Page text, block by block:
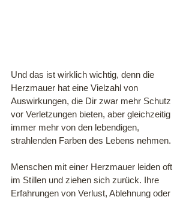
Und das ist wirklich wichtig, denn die
Herzmauer hat eine Vielzahl von
Auswirkungen, die Dir zwar mehr Schutz
vor Verletzungen bieten, aber gleichzeitig
immer mehr von den lebendigen,
strahlenden Farben des Lebens nehmen.
Menschen mit einer Herzmauer leiden oft
im Stillen und ziehen sich zurück. Ihre
Erfahrungen von Verlust, Ablehnung oder